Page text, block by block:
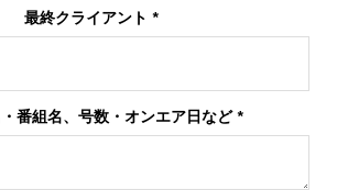
最終クライアント *
番組名、号数・オンエア日など*